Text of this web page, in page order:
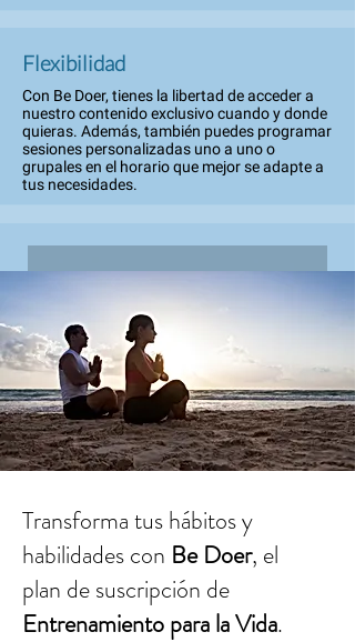
Flexibilidad
Con Be Doer, tienes la libertad de acceder a
nuestro contenido exclusivo cuando y donde
quieras. Además, también puedes programar
sesiones personalizadas uno a uno o
grupales en el horario que mejor se adapte a
tus necesidades.
Transforma tus hábitos y
habilidades con Be Doer, el
plan de suscripción de
Entrenamiento para la Vida.